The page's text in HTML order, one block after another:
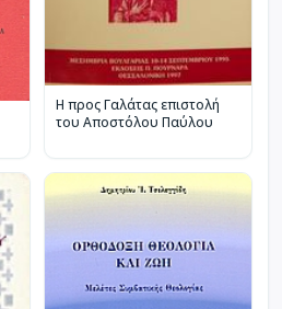
Η προς Γαλάτας επιστολή
του Αποστόλου Παύλου